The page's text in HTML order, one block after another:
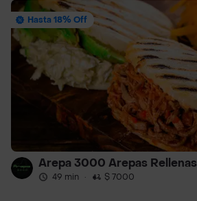
Hasta 18% Off
Arepa 3000 Arepas Rellenas
49 min · $ 7000